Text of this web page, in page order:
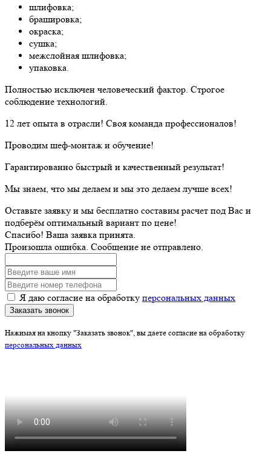
шлифовка;
брашировка;
окраска;
сушка;
межслойная шлифовка;
упаковка.
Полностью исключен человеческий фактор. Строгое
соблюдение технологий.
12 лет опыта в отрасли! Своя команда профессионалов!
Проводим шеф-монтаж и обучение!
Гарантированно быстрый и качественный результат!
Мы знаем, что мы делаем и мы это делаем лучше всех!
Оставьте заявку и мы бесплатно составим расчет под Вас и
подберём оптимальный вариант по цене!
Спасибо! Ваша заявка принята.
Произошла ошибка. Сообщение не отправлено.
Я даю согласие на обработку персональных данных
Заказать звонок
Нажимая на кнопку "Заказать звонок", вы даете согласие на обработку
персональных данных